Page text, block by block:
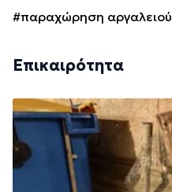
#παραχώρηση αργαλειού
Επικαιρότητα